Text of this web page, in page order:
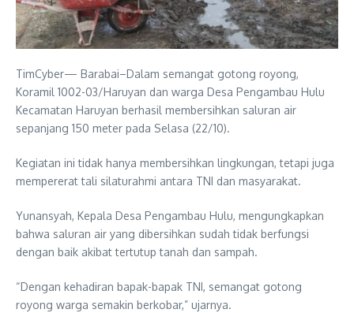
TimCyber— Barabai–Dalam semangat gotong royong,
Koramil 1002-03/Haruyan dan warga Desa Pengambau Hulu
Kecamatan Haruyan berhasil membersihkan saluran air
sepanjang 150 meter pada Selasa (22/10).
Kegiatan ini tidak hanya membersihkan lingkungan, tetapi juga
mempererat tali silaturahmi antara TNI dan masyarakat.
Yunansyah, Kepala Desa Pengambau Hulu, mengungkapkan
bahwa saluran air yang dibersihkan sudah tidak berfungsi
dengan baik akibat tertutup tanah dan sampah.
“Dengan kehadiran bapak-bapak TNI, semangat gotong
royong warga semakin berkobar,” ujarnya.